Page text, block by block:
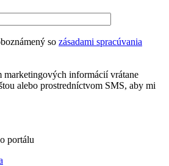
so zásadami spracúvania
marketingových informácií vrátane
alebo prostredníctvom SMS, aby mi
portálu